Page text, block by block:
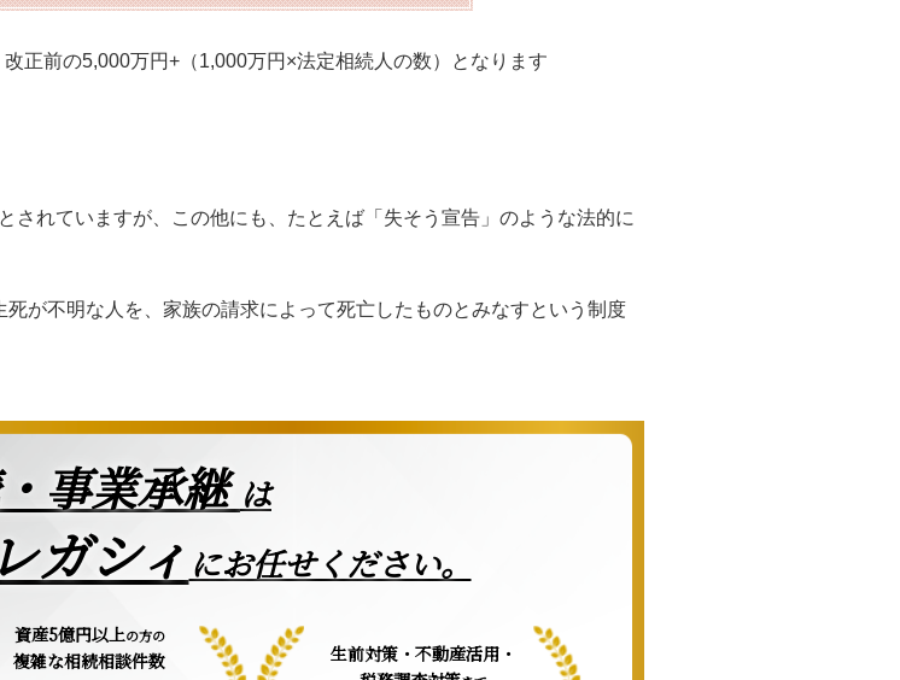
正前の5,000万円+（1,000万円×法定相続人の数）となります
されていますが、この他にも、たとえば「失そう宣告」のような法的に
が不明な人を、家族の請求によって死亡したものとみなすという制度
事業承継 は
レガシィ にお任せください。
資産5億円以上の方の
複雑な相続相談件数
生前対策・不動産活用・